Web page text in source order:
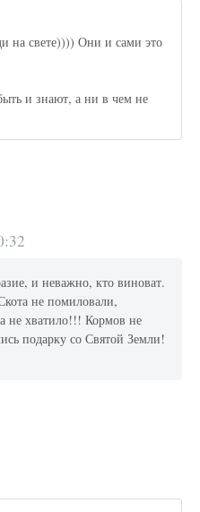
на свете)))) Они и сами это
и знают, а ни в чем не
и неважно, кто виноват.
не помиловали,
не хватило!!! Кормов не
подарку со Святой Земли!